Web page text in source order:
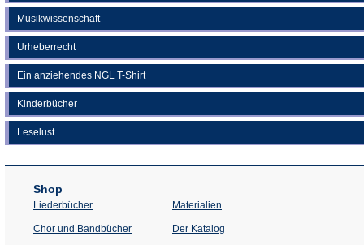
Musikwissenschaft
Urheberrecht
Ein anziehendes NGL T-Shirt
Kinderbücher
Leselust
Shop
Liederbücher
Chor und Bandbücher
Materialien
Der Katalog